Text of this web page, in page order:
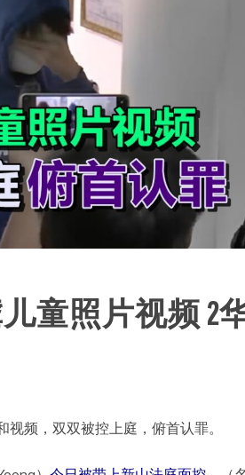
童照片视频 2
视频，双双被控上庭，俯首认罪。